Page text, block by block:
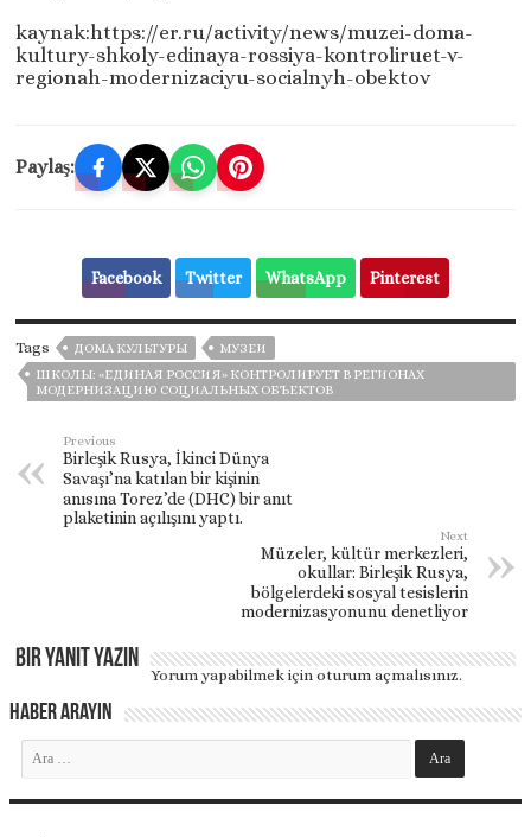
kaynak:https://er.ru/activity/news/muzei-doma-
kultury-shkoly-edinaya-rossiya-kontroliruet-v-
regionah-modernizaciyu-socialnyh-obektov
Paylaş:
Facebook Twitter WhatsApp Pinterest
Tags ДОМА КУЛЬТУРЫ
МУЗЕИ
ШКОЛЫ: «ЕДИНАЯ РОССИЯ» КОНТРОЛИРУЕТ В РЕГИОНАХ
МОДЕРНИЗАЦИЮ СОЦИАЛЬНЫХ ОБЪЕКТОВ
Previous
Birleşik Rusya, İkinci Dünya
Savaşı’na katılan bir kişinin
anısına Torez’de (DHC) bir anıt
plaketinin açılışını yaptı.
Next
Müzeler, kültür merkezleri,
okullar: Birleşik Rusya,
bölgelerdeki sosyal tesislerin
modernizasyonunu denetliyor
Bir yanıt yazın
Yorum yapabilmek içinoturum açmalısınız.
Haber Arayın